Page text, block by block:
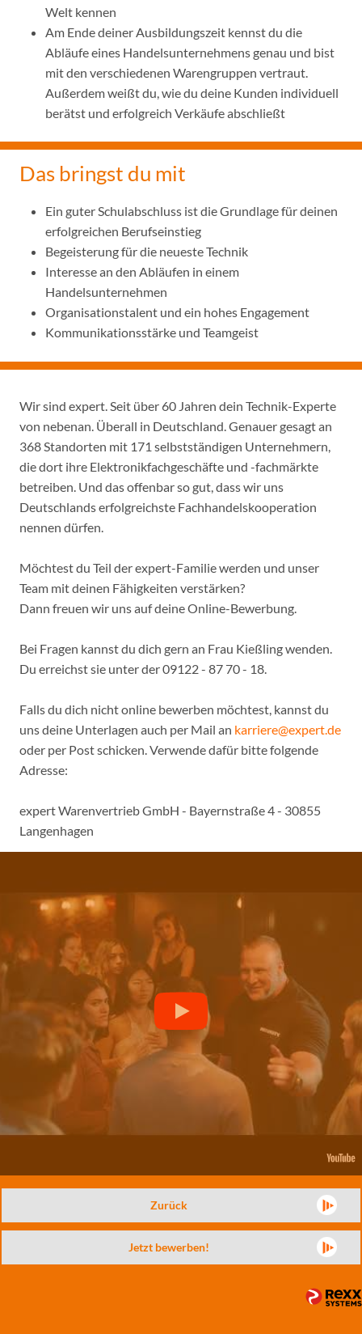
Welt kennen
Am Ende deiner Ausbildungszeit kennst du die
Abläufe eines Handelsunternehmens genau und bist
mit den verschiedenen Warengruppen vertraut.
Außerdem weißt du, wie du deine Kunden individuell
berätst und erfolgreich Verkäufe abschließt
Das bringst du mit
Ein guter Schulabschluss ist die Grundlage für deinen
erfolgreichen Berufseinstieg
Begeisterung für die neueste Technik
Interesse an den Abläufen in einem
Handelsunternehmen
Organisationstalent und ein hohes Engagement
Kommunikationsstärke und Teamgeist
Wir sind expert. Seit über 60 Jahren dein Technik-Experte
von nebenan. Überall in Deutschland. Genauer gesagt an
368 Standorten mit 171 selbstständigen Unternehmern,
die dort ihre Elektronikfachgeschäfte und -fachmärkte
betreiben. Und das offenbar so gut, dass wir uns
Deutschlands erfolgreichste Fachhandelskooperation
nennen dürfen.
Möchtest du Teil der expert-Familie werden und unser
Team mit deinen Fähigkeiten verstärken?
Dann freuen wir uns auf deine Online-Bewerbung.
Bei Fragen kannst du dich gern an Frau Kießling wenden.
Du erreichst sie unter der 09122 - 87 70 - 18.
Falls du dich nicht online bewerben möchtest, kannst du
uns deine Unterlagen auch per Mail an karriere@expert.de
oder per Post schicken. Verwende dafür bitte folgende
Adresse:
expert Warenvertrieb GmbH - Bayernstraße 4 - 30855
Langenhagen
Zurück
Jetzt bewerben!